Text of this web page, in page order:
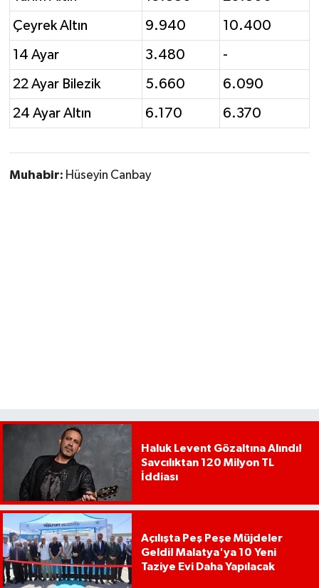
Çeyrek Altın 9.940 10.400
14 Ayar 3.480 -
22 Ayar Bilezik 5.660 6.090
24 Ayar Altın 6.170 6.370
Muhabir: Hüseyin Canbay
Haluk Levent Gözaltına Alındı!
Savcılıktan 120 Milyon TL
İddiası
Açılışta Peş Peşe Müjdeler
Geldi! Malatya'ya 10 Yeni
Taziye Evi Daha Yapılacak